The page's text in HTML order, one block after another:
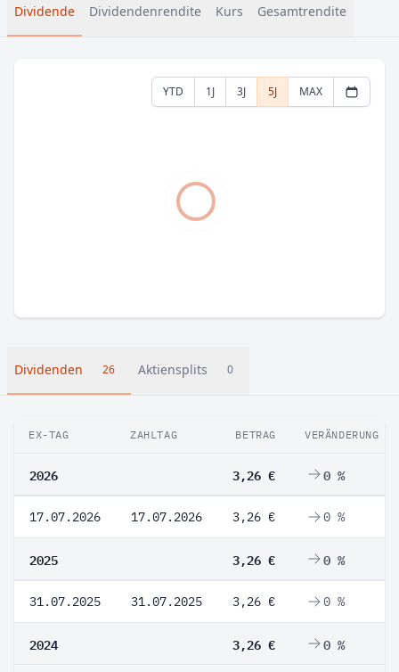
Dividende Dividendenrendite Kurs Gesamtrendite
YTD 1J 3J 5J MAX
Dividenden 26 Aktiensplits 0
EX-TAG ZAHLTAG BETRAG VERÄNDERUNG
2026 3,26 € 0 %
17.07.2026 17.07.2026 3,26 € 0 %
2025 3,26 € 0 %
31.07.2025 31.07.2025 3,26 € 0 %
2024 3,26 € 0 %